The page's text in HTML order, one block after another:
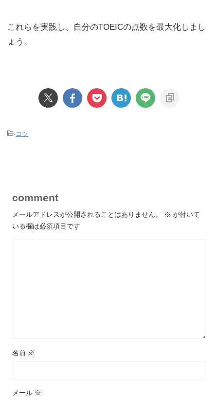
これらを実践し、自分のTOEICの点数を最大化しまし
ょう。
-コツ
comment
メールアドレスが公開されることはありません。 ※ が付いて
いる欄は必須項目です
名前 ※
メール ※